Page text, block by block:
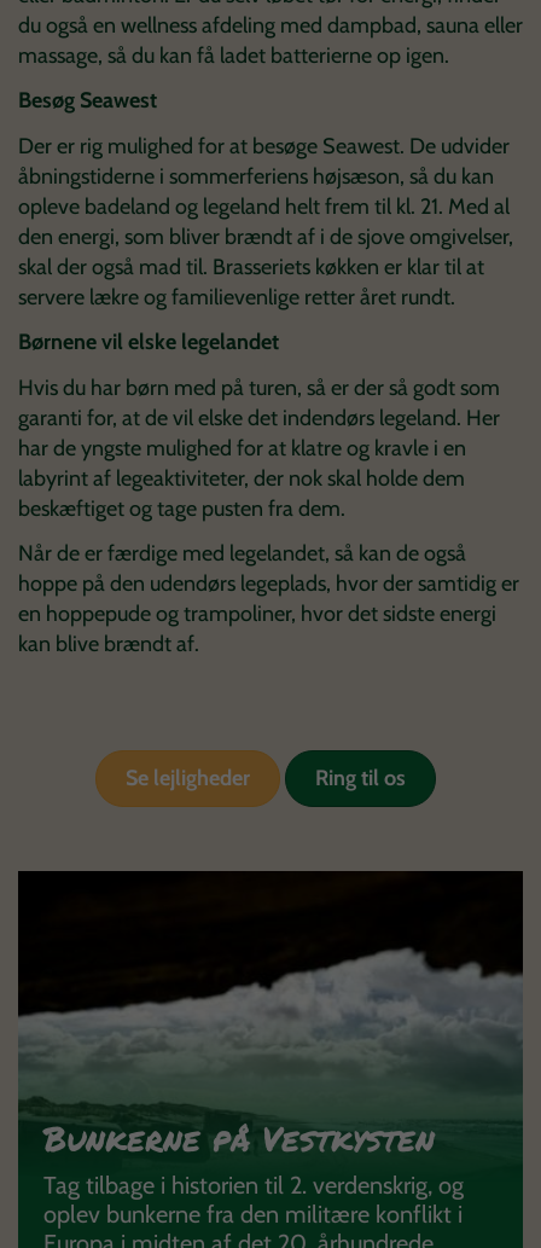
du også en wellness afdeling med dampbad, sauna eller
massage, så du kan få ladet batterierne op igen.
Besøg Seawest
Der er rig mulighed for at besøge Seawest. De udvider
åbningstiderne i sommerferiens højsæson, så du kan
opleve badeland og legeland helt frem til kl. 21. Med al
den energi, som bliver brændt af i de sjove omgivelser,
skal der også mad til. Brasseriets køkken er klar til at
servere lækre og familievenlige retter året rundt.
Børnene vil elske legelandet
Hvis du har børn med på turen, så er der så godt som
garanti for, at de vil elske det indendørs legeland. Her
har de yngste mulighed for at klatre og kravle i en
labyrint af legeaktiviteter, der nok skal holde dem
beskæftiget og tage pusten fra dem.
Når de er færdige med legelandet, så kan de også
hoppe på den udendørs legeplads, hvor der samtidig er
en hoppepude og trampoliner, hvor det sidste energi
kan blive brændt af.
Se lejligheder Ring til os
Bunkerne på Vestkysten
Tag tilbage i historien til 2. verdenskrig, og
oplev bunkerne fra den militære konflikt i